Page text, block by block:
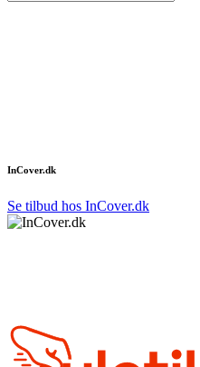
InCover.dk
Se tilbud hos InCover.dk